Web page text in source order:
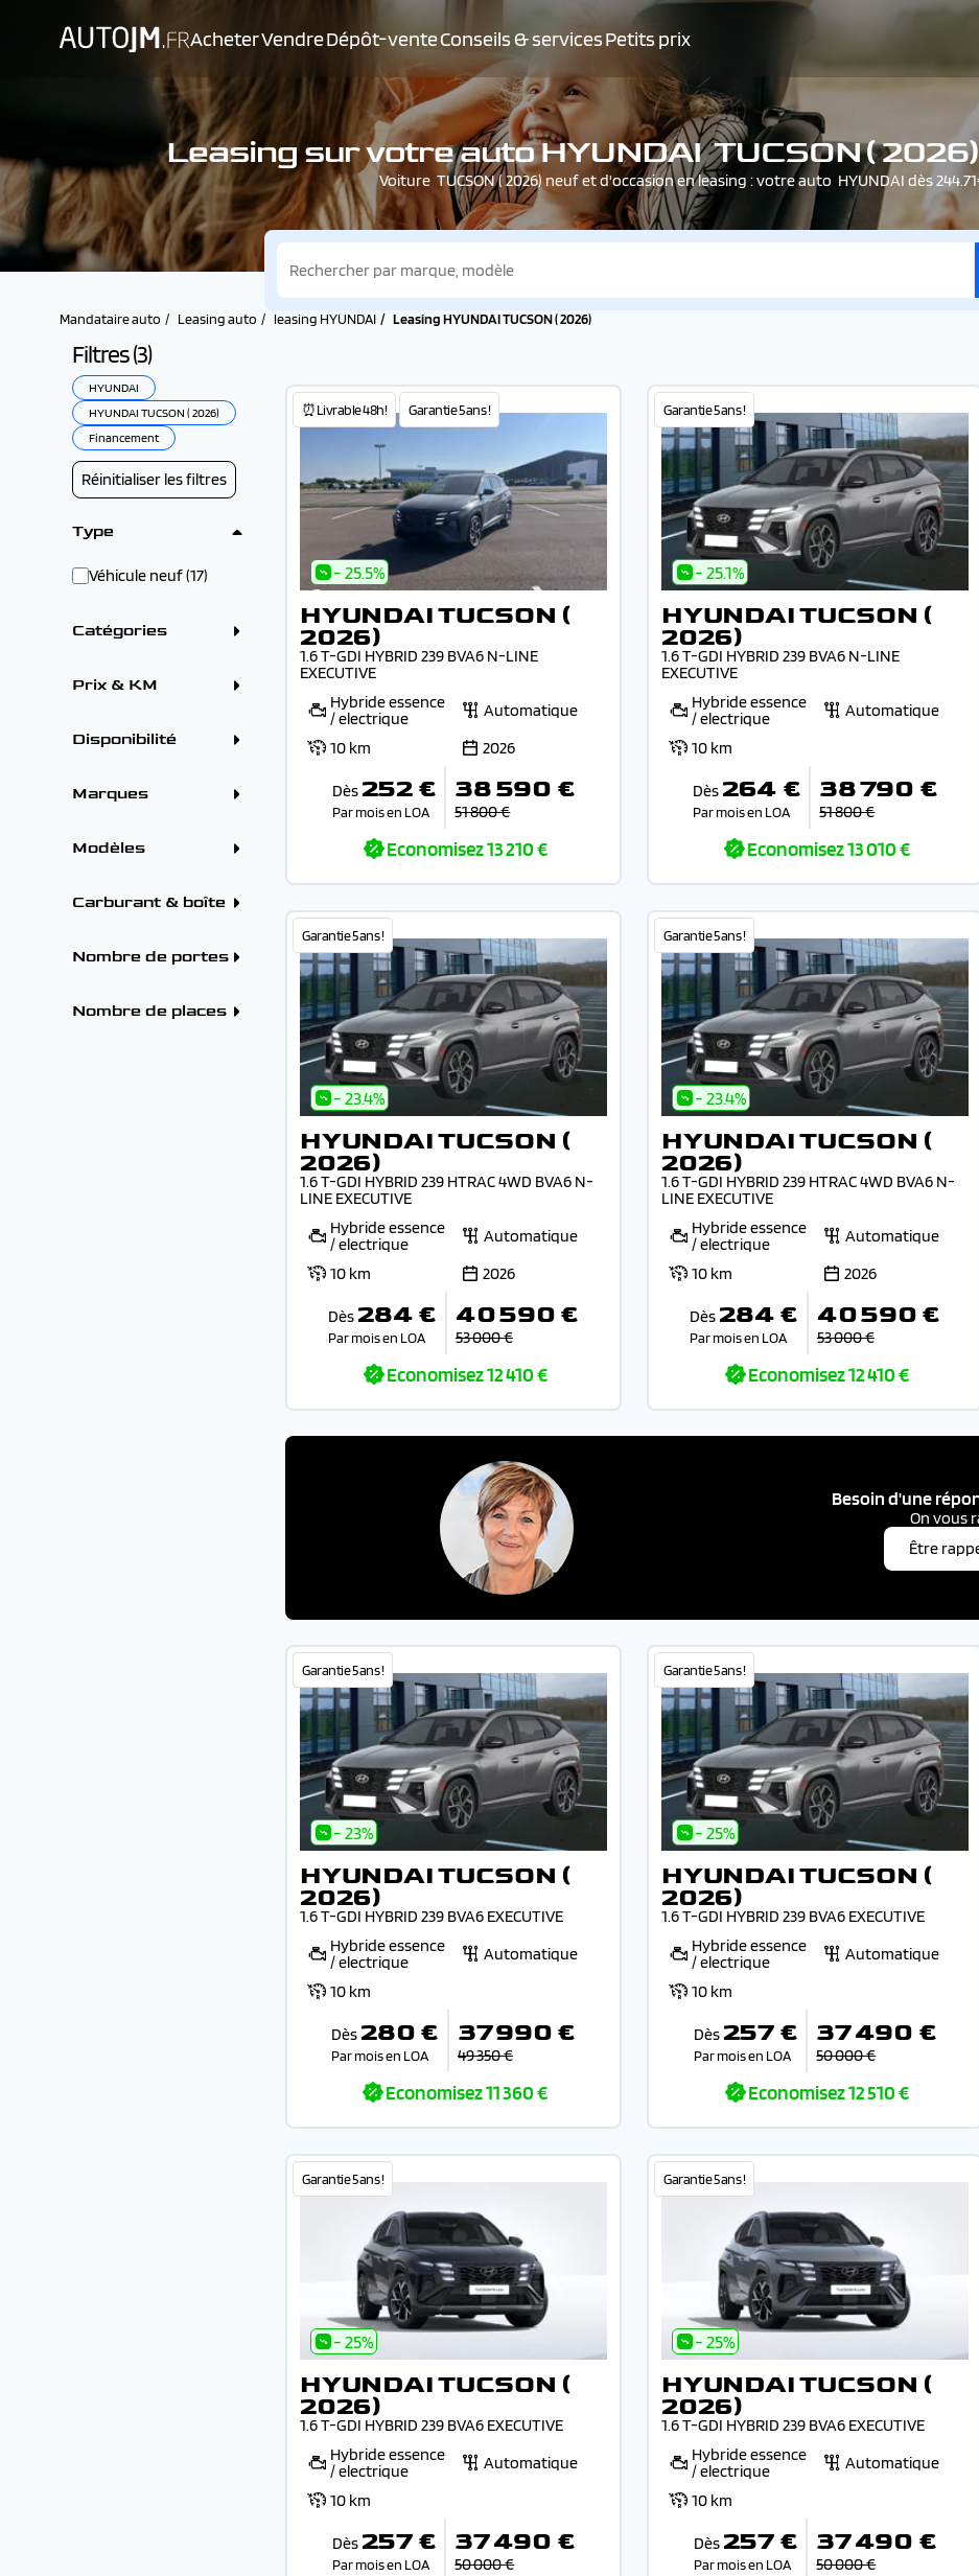
AcheterVendreDépôt-venteConseils & servicesPetits prix
Leasing sur votre auto HYUNDAI TUCSON (
Voiture TUCSON ( 2026) neuf et d'occasion en leasing : votre auto HYUNDAI dès
Mandataire auto Leasing auto leasing HYUNDAI Leasing HYUNDAI TUCSON ( 2026)
Filtres (3)
HYUNDAI
HYUNDAI TUCSON ( 2026)
Financement
Réinitialiser les filtres
Type
Véhicule neuf (17)
Catégories
Prix & KM
Tarif mensuel
Disponibilité
Sur parc (1)
Marques
CITROEN (76)
DS (18)
OMODA (1)
TOYOTA (3)
Modèles
HYUNDAI
HYUNDAI KONA (2026)
(2026) (3)
Carburant & boîte
Hybride (17)
Boîtes
Nombre de portes
Nombre de places
⏰Livrable 48h! Garantie 5 ans !
- 25.5%
HYUNDAI TUCSON (
2026)
1.6 T-GDI HYBRID 239 BVA6 N-LINE
EXECUTIVE
Hybride essence
/ electrique
Automatique
10 km
2026
Dès 252 €
Par mois en LOA
38 590 €
51 800 €
Economisez13 210 €
Garantie 5 ans !
- 25.1%
HYUNDAI TUCSON (
2026)
1.6 T-GDI HYBRID 239 BVA6 N-LINE
EXECUTIVE
Hybride essence
/ electrique
Automatique
10 km
Dès 264 €
Par mois en LOA
38 790 €
51 800 €
Economisez13 010 €
Garantie 5 ans !
- 23.4%
HYUNDAI TUCSON (
2026)
1.6 T-GDI HYBRID 239 HTRAC 4WD BVA6 N-
LINE EXECUTIVE
Hybride essence
/ electrique
Automatique
10 km
2026
Dès 284 €
Par mois en LOA
40 590 €
53 000 €
Economisez12 410 €
Garantie 5 ans !
- 23.4%
HYUNDAI TUCSON (
2026)
1.6 T-GDI HYBRID 239 HTRAC 4WD BVA6 N-
LINE EXECUTIVE
Hybride essence
/ electrique
Automatique
10 km
2026
Dès 284 €
Par mois en LOA
40 590 €
53 000 €
Economisez12 410 €
Besoin d'une
On vous
Être
Garantie 5 ans !
- 23%
HYUNDAI TUCSON (
2026)
1.6 T-GDI HYBRID 239 BVA6 EXECUTIVE
Hybride essence
/ electrique
Automatique
10 km
Dès 280 €
Par mois en LOA
37 990 €
49 350 €
Economisez11 360 €
Garantie 5 ans !
- 25%
HYUNDAI TUCSON (
2026)
1.6 T-GDI HYBRID 239 BVA6 EXECUTIVE
Hybride essence
/ electrique
Automatique
10 km
Dès 257 €
Par mois en LOA
37 490 €
50 000 €
Economisez12 510 €
Garantie 5 ans !
- 25%
HYUNDAI TUCSON (
2026)
1.6 T-GDI HYBRID 239 BVA6 EXECUTIVE
Hybride essence
/ electrique
Automatique
10 km
Dès 257 €
Par mois en LOA
37 490 €
50 000 €
Garantie 5 ans !
- 25%
HYUNDAI TUCSON (
2026)
1.6 T-GDI HYBRID 239 BVA6 EXECUTIVE
Hybride essence
/ electrique
Automatique
10 km
Dès 257 €
Par mois en LOA
37 490 €
50 000 €